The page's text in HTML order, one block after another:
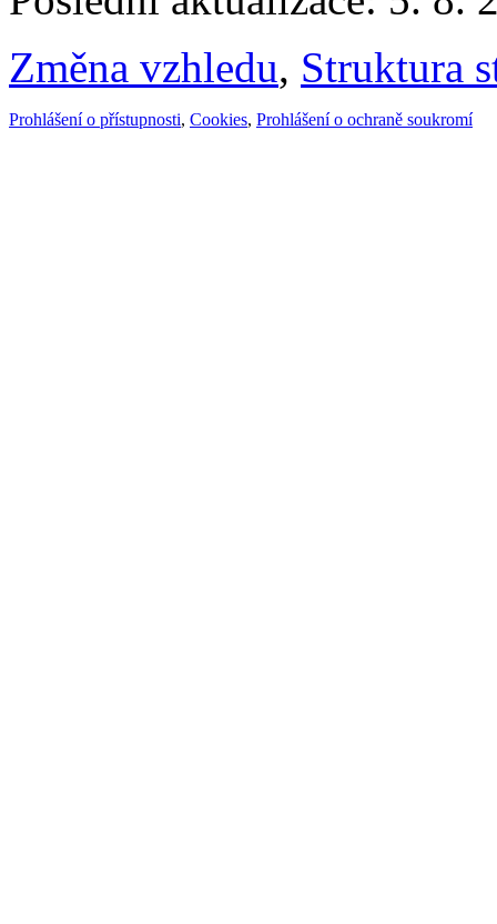
Změna vzhledu, Struktura
Prohlášení o přístupnosti, Cookies, Prohlášení o ochraně soukromí